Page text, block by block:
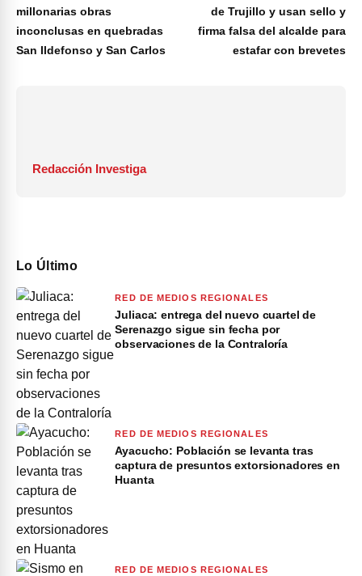
millonarias obras
inconclusas en quebradas
San Ildefonso y San Carlos
de Trujillo y usan sello y
firma falsa del alcalde para
estafar con brevetes
Redacción Investiga
Lo Último
RED DE MEDIOS REGIONALES
Juliaca: entrega del nuevo cuartel de
Serenazgo sigue sin fecha por
observaciones de la Contraloría
RED DE MEDIOS REGIONALES
Ayacucho: Población se levanta tras
captura de presuntos extorsionadores en
Huanta
RED DE MEDIOS REGIONALES